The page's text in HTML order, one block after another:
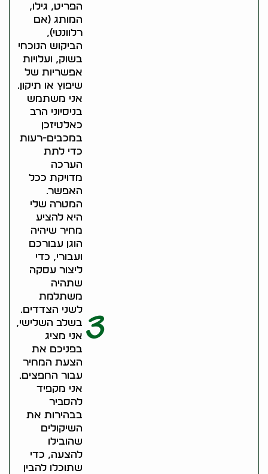
הפריט, גילו,
המותג (אם
רלוונטי),
הביקוש הנוכחי
בשוק, ועלויות
אפשריות של
שיפוץ או תיקון.
אני משתמש
בניסיוני הרב
כאלטיזכן
במכבים-רעות
כדי לתת
הערכה
מדויקת ככל
האפשר.
המטרה שלי
היא להציע
מחיר שיהיה
הוגן עבורכם
ועבורי, כדי
ליצור עסקה
שתהיה
משתלמת
לשני הצדדים.
3 בשלב השלישי,
אני מציג
בפניכם את
הצעת המחיר
עבור החפצים.
אני מקפיד
להסביר
בבהירות את
השיקולים
שהובילו
להצעה, כדי
שתוכלו להבין